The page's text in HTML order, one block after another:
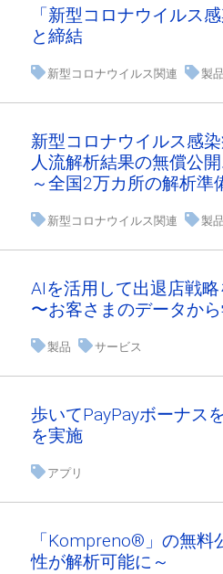
「新型コロナウイルス
と締結
新型コロナウイルス関連 製品
新型コロナウイルス感
人流解析結果の無償公
～全国2万カ所の解析準
新型コロナウイルス関連 製品
AIを活用して出退店戦
〜お客さまのデータか
製品 サービス
歩いてPayPayボーナス
を実施
アプリ
「Kompreno®︎」の無
性が解析可能に～